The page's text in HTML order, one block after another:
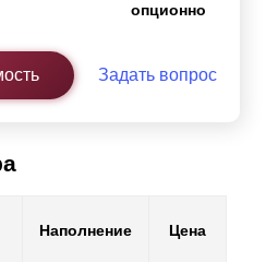
опционно
Задать вопрос
Наполнение Цена